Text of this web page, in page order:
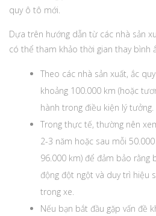
quy ô tô mới.
Dựa trên hướng dẫn từ các nhà sản
có thể tham khảo thời gian thay bình
Theo các nhà sản xuất, ắc
khoảng 100.000 km (hoặc
hành trong điều kiện lý tưởng.
Trong thực tế, thường nên
2-3 năm hoặc sau mỗi
96.000 km) để đảm bảo rằng
động đột ngột và duy trì hiệu
trong xe.
Nếu bạn bắt đầu gặp vấn đề